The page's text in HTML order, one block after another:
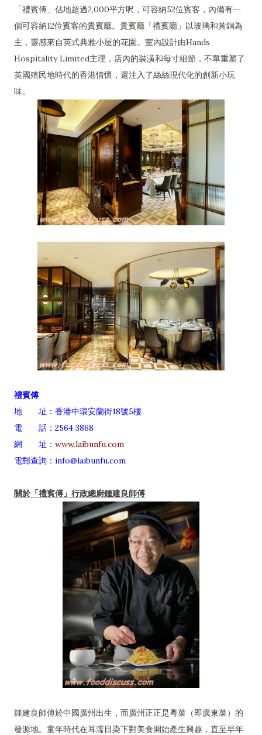
「禮賓傅」佔地超過2,000平方呎，可容納52位賓客，內備有一
個可容納12位賓客的貴賓廳。貴賓廳「禮賓廳」以玻璃和黃銅為
主，靈感來自英式典雅小屋的花園。室內設計由Hands
Hospitality Limited主理，店內的裝潢和每寸細節，不單重塑了
英國殖民地時代的香港情懷，還注入了絲絲現代化的創新小玩
味。
禮賓傅
地 址：香港中環安蘭街18號5樓
電 話：2564 3868
網 址： www.laibunfu.com
電郵查詢：info@laibunfu.com
關於「禮賓傅」行政總廚鍾建良師傅
鍾建良師傅於中國廣州出生，而廣州正正是粵菜（即廣東菜）的
發源地。童年時代在耳濡目染下對美食開始產生興趣，直至早年